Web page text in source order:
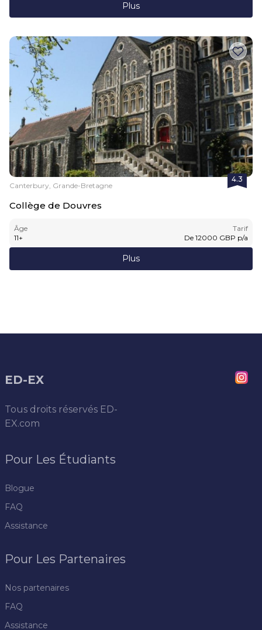
Plus
4.3
Canterbury, Grande-Bretagne
Collège de Douvres
Âge
11+
Tarif
De 12000 GBP p/a
Plus
ED-EX
Tous droits réservés ED-
EX.com
Pour Les Étudiants
Blogue
FAQ
Assistance
Pour Les Partenaires
Nos partenaires
FAQ
Assistance